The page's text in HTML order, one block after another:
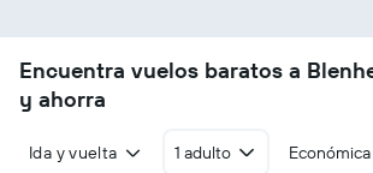
Encuentra vuelos baratos a
y ahorra
Ida y vuelta 1 adulto Económica